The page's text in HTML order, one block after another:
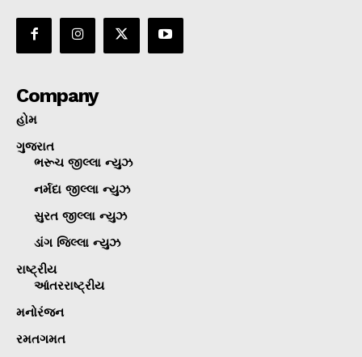
Company
હોમ
ગુજરાત
ભરૂચ જીલ્લા ન્યુઝ
નર્મદા જીલ્લા ન્યુઝ
સુરત જીલ્લા ન્યુઝ
ડાંગ જિલ્લા ન્યુઝ
રાષ્ટ્રીય
આંતરરાષ્ટ્રીય
મનોરંજન
રમતગમત